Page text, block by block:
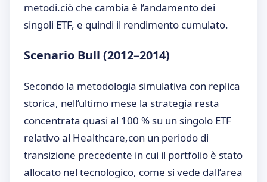
metodi.ciò che cambia è l’andamento dei
singoli ETF, e quindi il rendimento cumulato.
Scenario Bull (2012–2014)
Secondo la metodologia simulativa con replica
storica, nell’ultimo mese la strategia resta
concentrata quasi al 100 % su un singolo ETF
relativo al Healthcare,con un periodo di
transizione precedente in cui il portfolio è stato
allocato nel tecnologico, come si vede dall’area